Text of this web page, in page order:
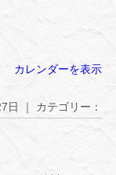
カレンダーを表示
日 ｜ カテゴリー：